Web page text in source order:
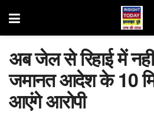
अब जेल से रिहाई में नहीं
जमानत आदेश के 10
आएंगे आरोपी